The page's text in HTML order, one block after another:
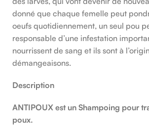
donné que chaque femelle peut
oeufs quotidiennement, un seul pou
responsable d’une infestation
nourrissent de sang et ils sont à
démangeaisons.
Description
ANTIPOUX est un Shampoing pour
poux.